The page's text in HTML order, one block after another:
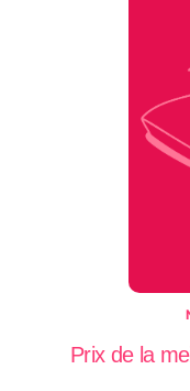
Prix de la